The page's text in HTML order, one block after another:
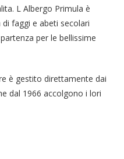
L Albergo Primula è
faggi e abeti secolari
per le bellissime
è gestito direttamente dai
dal 1966 accolgono i lori